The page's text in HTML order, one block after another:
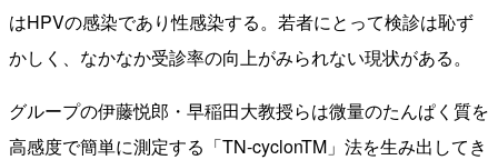
はHPVの感染であり性感染する。若者にとって検診は恥ず
かしく、なかなか受診率の向上がみられない現状がある。
グループの伊藤悦郎・早稲田大教授らは微量のたんぱく質を
高感度で簡単に測定する「TN-cyclonTM」法を生み出してき